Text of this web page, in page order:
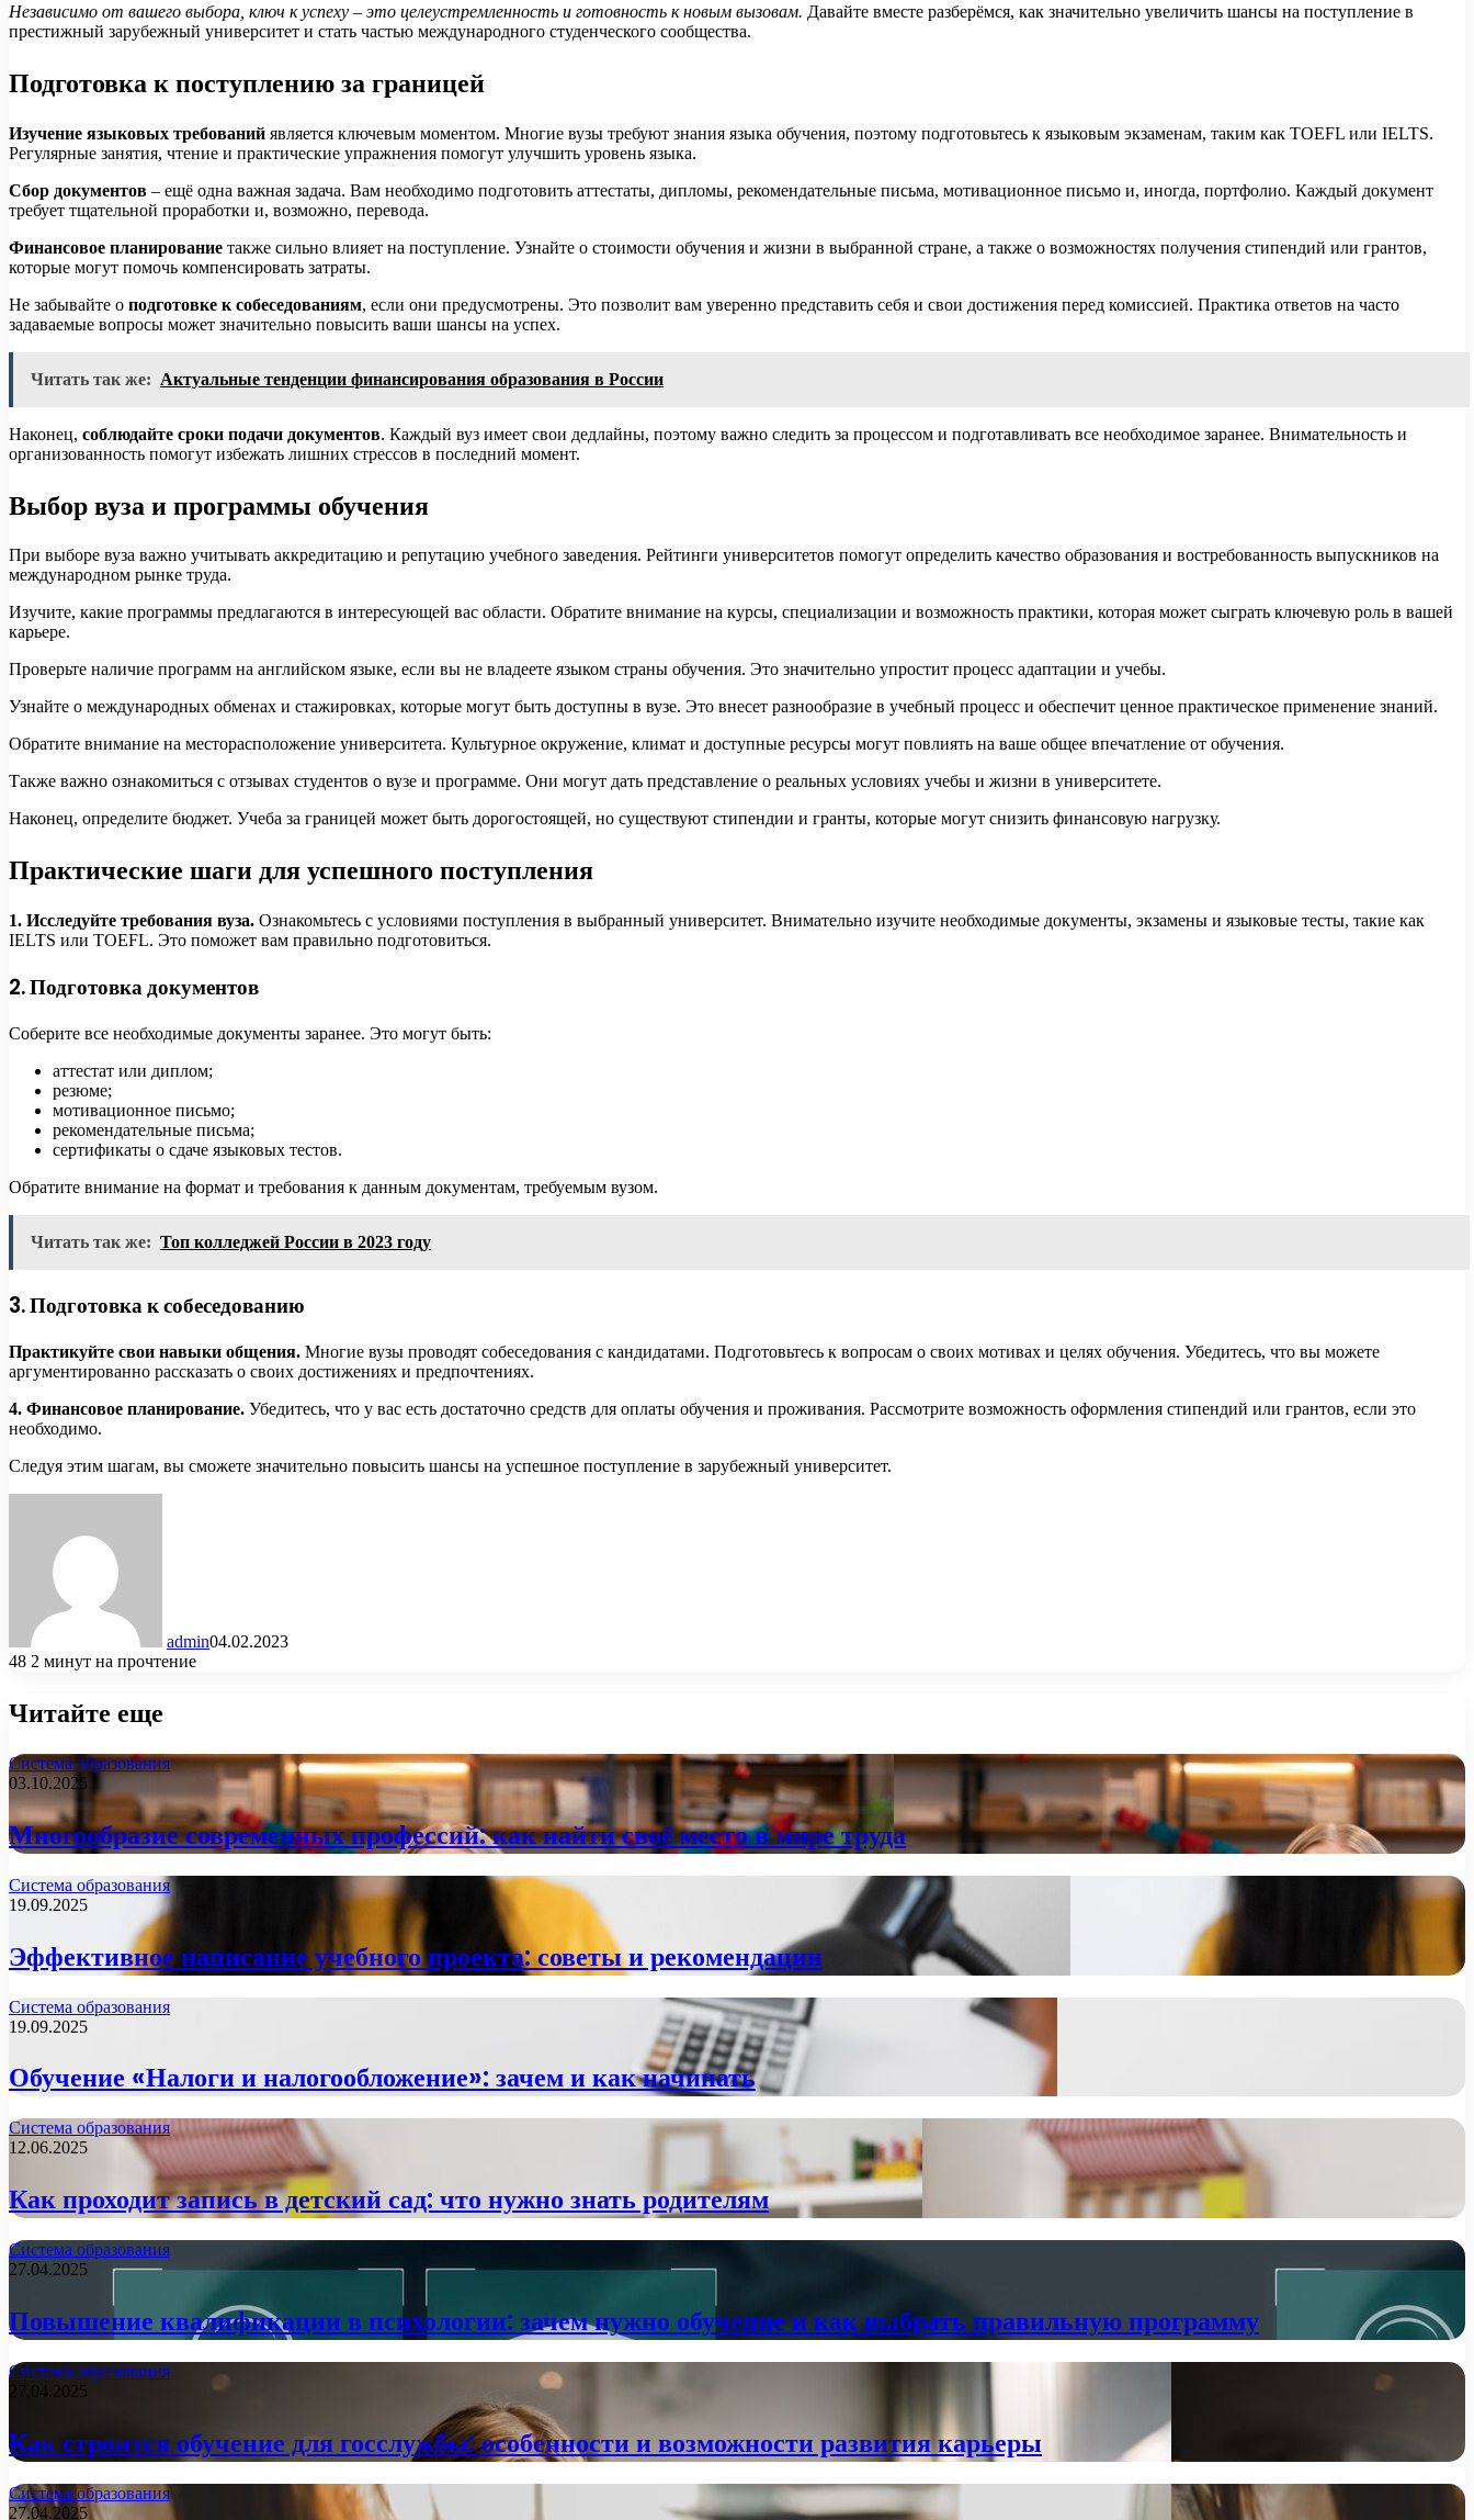
Независимо от вашего выбора, ключ к успеху – это целеустремленность и готовность к новым вызовам. Давайте вместе разберёмся, как значительно увеличить шансы на поступление в
престижный зарубежный университет и стать частью международного студенческого сообщества.
Подготовка к поступлению за границей
Изучение языковых требований является ключевым моментом. Многие вузы требуют знания языка обучения, поэтому подготовьтесь к языковым экзаменам, таким как TOEFL или IELTS.
Регулярные занятия, чтение и практические упражнения помогут улучшить уровень языка.
Сбор документов – ещё одна важная задача. Вам необходимо подготовить аттестаты, дипломы, рекомендательные письма, мотивационное письмо и, иногда, портфолио. Каждый документ
требует тщательной проработки и, возможно, перевода.
Финансовое планирование также сильно влияет на поступление. Узнайте о стоимости обучения и жизни в выбранной стране, а также о возможностях получения стипендий или грантов,
которые могут помочь компенсировать затраты.
Не забывайте о подготовке к собеседованиям, если они предусмотрены. Это позволит вам уверенно представить себя и свои достижения перед комиссией. Практика ответов на часто
задаваемые вопросы может значительно повысить ваши шансы на успех.
Читать так же: Актуальные тенденции финансирования образования в России
Наконец, соблюдайте сроки подачи документов. Каждый вуз имеет свои дедлайны, поэтому важно следить за процессом и подготавливать все необходимое заранее. Внимательность и
организованность помогут избежать лишних стрессов в последний момент.
Выбор вуза и программы обучения
При выборе вуза важно учитывать аккредитацию и репутацию учебного заведения. Рейтинги университетов помогут определить качество образования и востребованность выпускников на
международном рынке труда.
Изучите, какие программы предлагаются в интересующей вас области. Обратите внимание на курсы, специализации и возможность практики, которая может сыграть ключевую роль в вашей
карьере.
Проверьте наличие программ на английском языке, если вы не владеете языком страны обучения. Это значительно упростит процесс адаптации и учебы.
Узнайте о международных обменах и стажировках, которые могут быть доступны в вузе. Это внесет разнообразие в учебный процесс и обеспечит ценное практическое применение знаний.
Обратите внимание на месторасположение университета. Культурное окружение, климат и доступные ресурсы могут повлиять на ваше общее впечатление от обучения.
Также важно ознакомиться с отзывах студентов о вузе и программе. Они могут дать представление о реальных условиях учебы и жизни в университете.
Наконец, определите бюджет. Учеба за границей может быть дорогостоящей, но существуют стипендии и гранты, которые могут снизить финансовую нагрузку.
Практические шаги для успешного поступления
1. Исследуйте требования вуза. Ознакомьтесь с условиями поступления в выбранный университет. Внимательно изучите необходимые документы, экзамены и языковые тесты, такие как
IELTS или TOEFL. Это поможет вам правильно подготовиться.
2. Подготовка документов
Соберите все необходимые документы заранее. Это могут быть:
аттестат или диплом;
резюме;
мотивационное письмо;
рекомендательные письма;
сертификаты о сдаче языковых тестов.
Обратите внимание на формат и требования к данным документам, требуемым вузом.
Читать так же: Топ колледжей России в 2023 году
3. Подготовка к собеседованию
Практикуйте свои навыки общения. Многие вузы проводят собеседования с кандидатами. Подготовьтесь к вопросам о своих мотивах и целях обучения. Убедитесь, что вы можете
аргументированно рассказать о своих достижениях и предпочтениях.
4. Финансовое планирование. Убедитесь, что у вас есть достаточно средств для оплаты обучения и проживания. Рассмотрите возможность оформления стипендий или грантов, если это
необходимо.
Следуя этим шагам, вы сможете значительно повысить шансы на успешное поступление в зарубежный университет.
admin04.02.2023
48 2 минут на прочтение
Читайте еще
Система образования
03.10.2025
Многообразие современных профессий: как найти своё место в мире труда
Система образования
19.09.2025
Эффективное написание учебного проекта: советы и рекомендации
Система образования
19.09.2025
Обучение «Налоги и налогообложение»: зачем и как начинать
Система образования
12.06.2025
Как проходит запись в детский сад: что нужно знать родителям
Система образования
27.04.2025
Повышение квалификации в психологии: зачем нужно обучение и как выбрать правильную программу
Система образования
27.04.2025
Как строится обучение для госслужбы: особенности и возможности развития карьеры
Система образования
27.04.2025